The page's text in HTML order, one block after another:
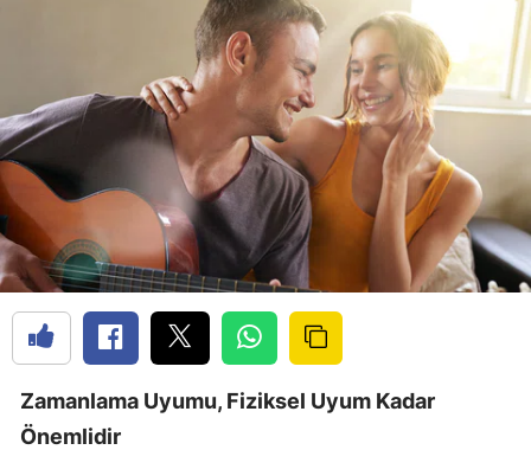
Zamanlama Uyumu, Fiziksel Uyum Kadar
Önemlidir